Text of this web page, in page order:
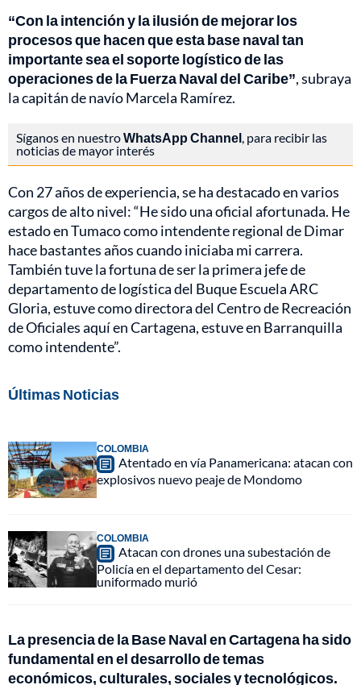
“Con la intención y la ilusión de mejorar los
procesos que hacen que esta base naval tan
importante sea el soporte logístico de las
operaciones de la Fuerza Naval del Caribe”, subraya
la capitán de navío Marcela Ramírez.
Síganos en nuestroWhatsApp Channel , para recibir las
noticias de mayor interés
Con 27 años de experiencia, se ha destacado en varios
cargos de alto nivel: “He sido una oficial afortunada. He
estado en Tumaco como intendente regional de Dimar
hace bastantes años cuando iniciaba mi carrera.
También tuve la fortuna de ser la primera jefe de
departamento de logística del Buque Escuela ARC
Gloria, estuve como directora del Centro de Recreación
de Oficiales aquí en Cartagena, estuve en Barranquilla
como intendente”.
Últimas Noticias
COLOMBIA
Atentado en vía Panamericana: atacan con
explosivos nuevo peaje de Mondomo
COLOMBIA
Atacan con drones una subestación de
Policía en el departamento del Cesar:
uniformado murió
La presencia de la Base Naval en Cartagena ha sido
fundamental en el desarrollo de temas
económicos, culturales, sociales y tecnológicos.